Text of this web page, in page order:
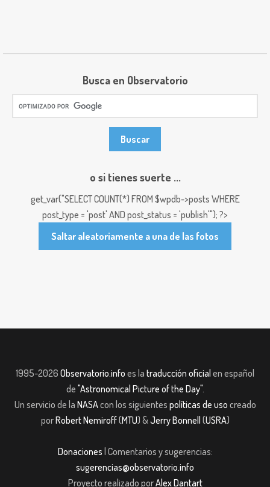
Busca en Observatorio
o si tienes suerte ...
get_var("SELECT COUNT(*) FROM $wpdb->posts WHERE
post_type = 'post' AND post_status = 'publish'"); ?>
Saltar aleatoriamente a una de las fotos
1995-2026 Observatorio.info es la traducción oficial en español
de "Astronomical Picture of the Day".
Un servicio de la NASAcon los siguientes políticas de uso creado
porRobert Nemiroff(MTU) &Jerry Bonnell (USRA)
Donaciones | Comentarios y sugerencias:
sugerencias@observatorio.info
Proyecto realizado porAlex Dantart